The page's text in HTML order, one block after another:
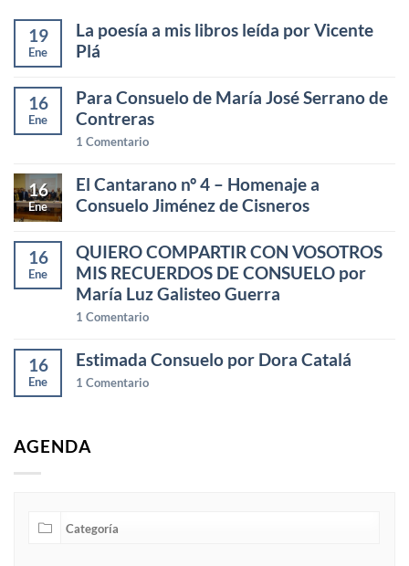
19
Ene
La poesía a mis libros leída por Vicente
Plá
16
Ene
Para Consuelo de María José Serrano de
Contreras
1 Comentario
16
Ene
El Cantarano nº 4 – Homenaje a
Consuelo Jiménez de Cisneros
16
Ene
QUIERO COMPARTIR CON VOSOTROS
MIS RECUERDOS DE CONSUELO por
María Luz Galisteo Guerra
1 Comentario
16
Ene
Estimada Consuelo por Dora Catalá
1 Comentario
AGENDA